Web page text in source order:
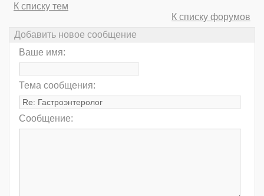
К списку тем
К списку форумов
Добавить новое сообщение
Ваше имя:
Тема сообщения:
Сообщение: